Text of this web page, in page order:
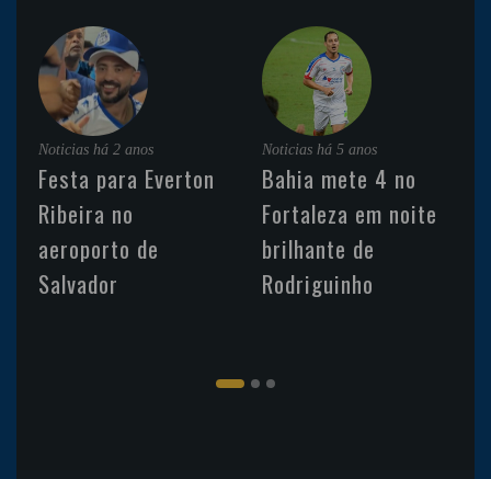
Noticias há 2 anos
Festa para Everton
Ribeira no
aeroporto de
Salvador
Noticias há 5 anos
Bahia mete 4 no
Fortaleza em noite
brilhante de
Rodriguinho